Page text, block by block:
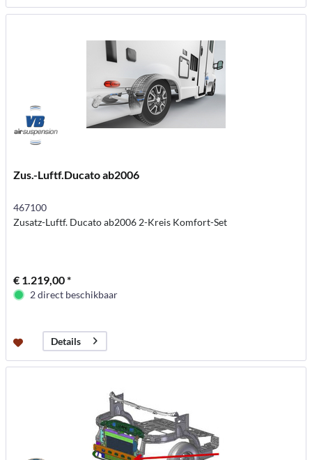
Zus.-Luftf.Ducato ab2006
467100
Zusatz-Luftf. Ducato ab2006 2-Kreis Komfort-Set
€ 1.219,00 *
2 direct beschikbaar
Details